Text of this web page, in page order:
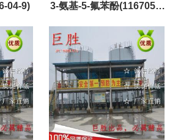
04-9) 3-氨基-5-氟苯酚(1167055-